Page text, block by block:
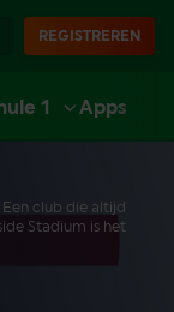
REGISTREREN
1 Apps
club die altijd
Stadium is het